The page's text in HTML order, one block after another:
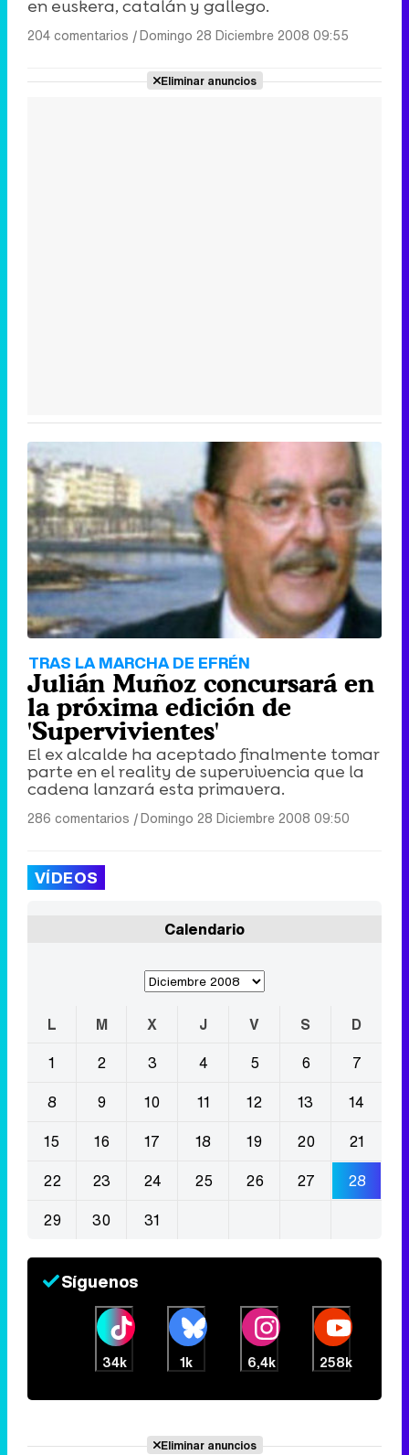
en euskera, catalán y gallego.
204 comentarios |Domingo 28 Diciembre 2008 09:55
Eliminar anuncios
TRAS LA MARCHA DE EFRÉN
Julián Muñoz concursará en
la próxima edición de
'Supervivientes'
El ex alcalde ha aceptado finalmente tomar
parte en el reality de supervivencia que la
cadena lanzará esta primavera.
286 comentarios |Domingo 28 Diciembre 2008 09:50
VÍDEOS
Calendario
L M X J V S
D
1
2 3 4 5 6
7
8
9 10 11 12 13
14
15
16 17 18 19 20
21
22
23 24 25 26 27
28
29
30 31
Síguenos
34k 1k 6,4k 258k
Eliminar anuncios